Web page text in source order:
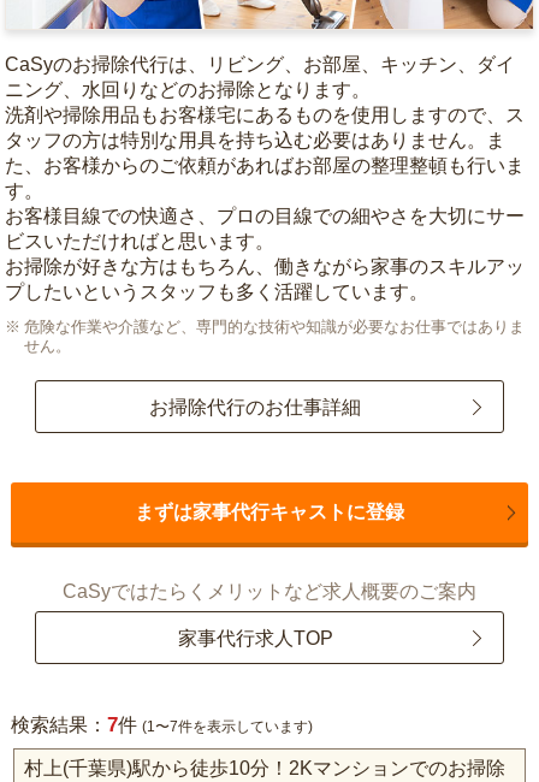
CaSyのお掃除代行は、リビング、お部屋、キッチン、ダイ
ニング、水回りなどのお掃除となります。
洗剤や掃除用品もお客様宅にあるものを使用しますので、ス
タッフの方は特別な用具を持ち込む必要はありません。ま
た、お客様からのご依頼があればお部屋の整理整頓も行いま
す。
お客様目線での快適さ、プロの目線での細やさを大切にサー
ビスいただければと思います。
お掃除が好きな方はもちろん、働きながら家事のスキルアッ
プしたいというスタッフも多く活躍しています。
危険な作業や介護など、専門的な技術や知識が必要なお仕事ではありま
せん。
お掃除代行のお仕事詳細
まずは家事代行キャストに登録
CaSyではたらくメリットなど求人概要のご案内
家事代行求人TOP
検索結果： 7件 (1〜7件を表示しています)
村上(千葉県)駅から徒歩10分！2Kマンションでのお掃除